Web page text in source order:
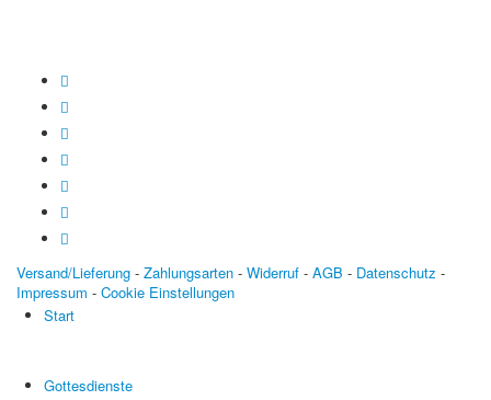
Versand/Lieferung - Zahlungsarten - Widerruf - AGB - Datenschutz -
Impressum - Cookie Einstellungen
Start
Gottesdienste